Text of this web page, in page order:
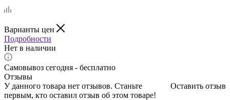
Варианты цен
Подробности
Нет в наличии
Самовывоз сегодня - бесплатно
Отзывы
Оставить отзыв
У данного товара нет отзывов. Станьте
первым, кто оставил отзыв об этом товаре!